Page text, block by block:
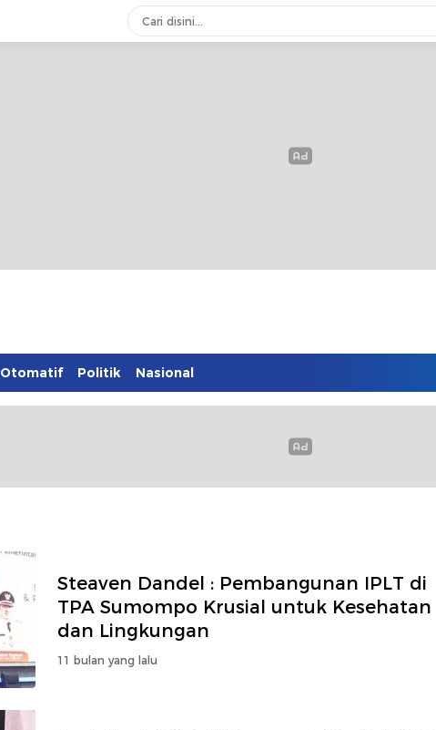
Otomatif Politik Nasional
Steaven Dandel : Pembangunan IPLT di
TPA Sumompo Krusial untuk Kesehatan
dan Lingkungan
11 bulan yang lalu